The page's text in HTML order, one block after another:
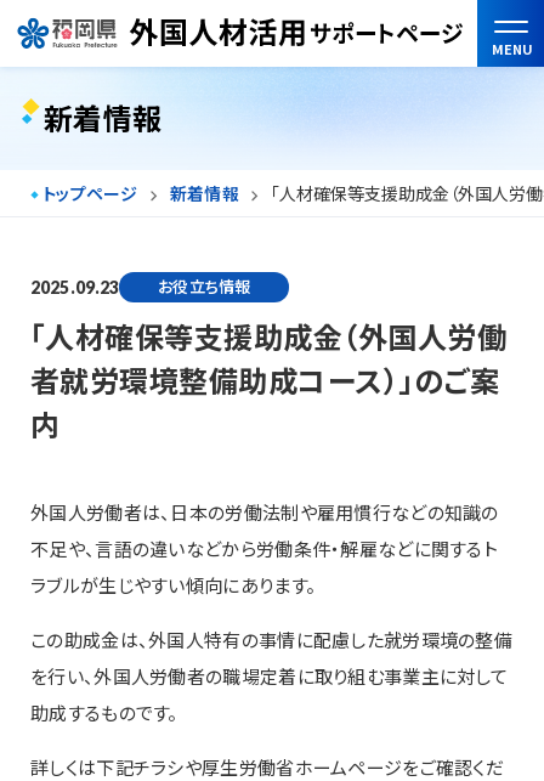
MENU
新着情報
トップページ 新着情報 「人材確保等支援助成金（外国人労
2025.09.23 お役立ち情報
「人材確保等支援助成金（外国人労働
者就労環境整備助成コース）」のご案
内
外国人労働者は、日本の労働法制や雇用慣行などの知識の
不足や、言語の違いなどから労働条件・解雇などに関するト
ラブルが生じやすい傾向にあります。
この助成金は、外国人特有の事情に配慮した就労環境の整備
を行い、外国人労働者の職場定着に取り組む事業主に対して
助成するものです。
詳しくは下記チラシや厚生労働省ホームページをご確認くだ